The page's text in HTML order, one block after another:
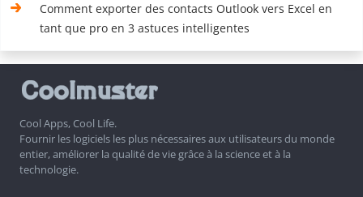
Comment exporter des contacts Outlook vers Excel en
tant que pro en 3 astuces intelligentes
Cool Apps, Cool Life.
Fournir les logiciels les plus nécessaires aux utilisateurs du monde
entier, améliorer la qualité de vie grâce à la science et à la
technologie.